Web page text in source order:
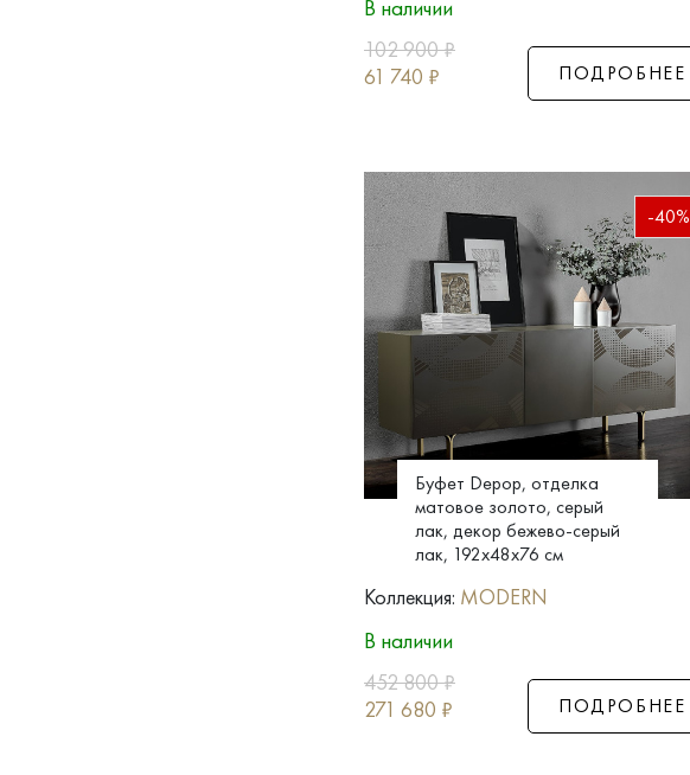
В наличии
102 900₽
61 740 ₽ ПОДРОБНЕЕ
-40%
Буфет Depop, отделка
матовое золото, серый
лак, декор бежево-серый
лак, 192x48x76 см
Коллекция: MODERN
В наличии
452 800₽
271 680 ₽ ПОДРОБНЕЕ